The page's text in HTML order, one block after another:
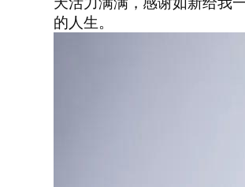
的人生。